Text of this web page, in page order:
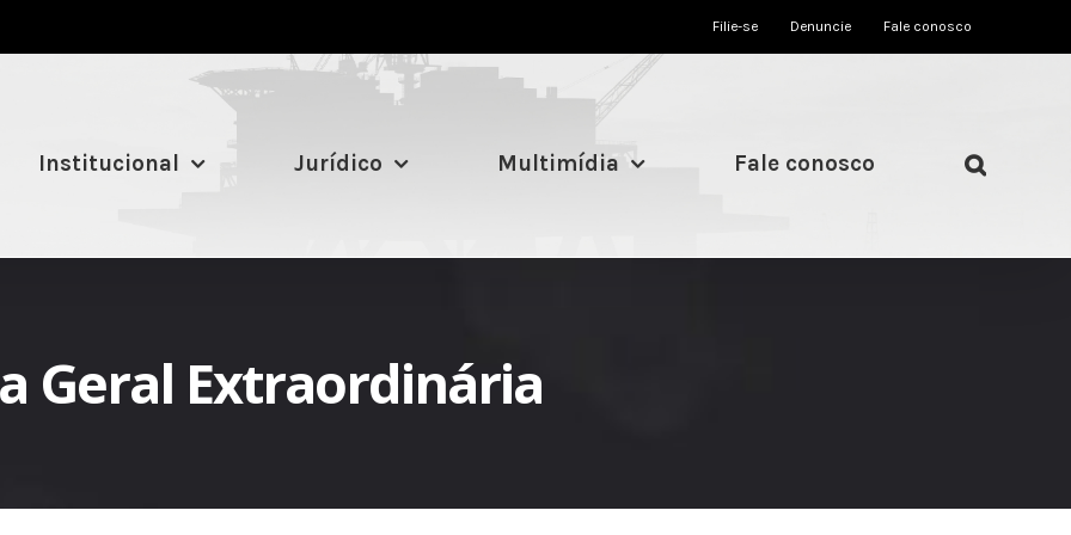
Filie-se Denuncie Fale conosco
Institucional Jurídico Multimídia Fale conosco
Geral Extraordinária